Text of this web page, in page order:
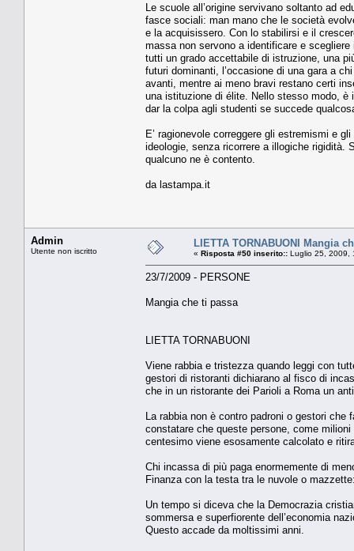
Le scuole all’origine servivano soltanto ad
fasce sociali: man mano che le società
e la acquisissero. Con lo stabilirsi e il
massa non servono a identificare e
tutti un grado accettabile di istruzione, una
futuri dominanti, l’occasione di una gara a
avanti, mentre ai meno bravi restano certi
una istituzione di élite. Nello stesso modo, è
dar la colpa agli studenti se succede
E’ ragionevole correggere gli estremismi e
ideologie, senza ricorrere a illogiche rigidità.
qualcuno ne è contento.
da lastampa.it
Admin
Utente non iscritto
LIETTA TORNABUONI Mangia
« Risposta #50 inserito:: Luglio 25, 2009,
23/7/2009 - PERSONE
Mangia che ti passa
LIETTA TORNABUONI
Viene rabbia e tristezza quando leggi con
gestori di ristoranti dichiarano al fisco di
che in un ristorante dei Parioli a Roma un
La rabbia non è contro padroni o gestori
constatare che queste persone, come
centesimo viene esosamente calcolato e
Chi incassa di più paga enormemente di
Finanza con la testa tra le nuvole o
Un tempo si diceva che la Democrazia
sommersa e superfiorente dell’economia
Questo accade da moltissimi anni.